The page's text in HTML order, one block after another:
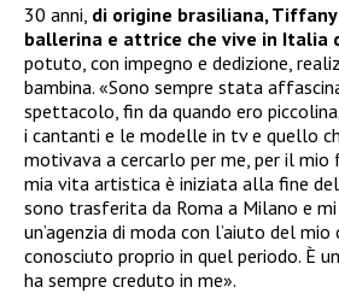
30 anni, di origine brasiliana,
ballerina e attrice che vive in Italia
potuto, con impegno e dedizione,
bambina. «Sono sempre stata
spettacolo, fin da quando ero
i cantanti e le modelle in tv e quello
motivava a cercarlo per me, per il mio
mia vita artistica è iniziata alla fine
sono trasferita da Roma a Milano e
un’agenzia di moda con l’aiuto del
conosciuto proprio in quel periodo. È
ha sempre creduto in me».